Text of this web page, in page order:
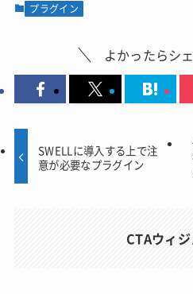
プラグイン
よかったらシ
SWELLに導入する上で注
意が必要なプラグイン
CTAウィ